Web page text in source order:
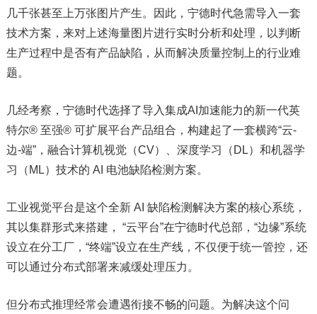
几千张甚至上万张图片产生。因此，宁德时代急需导入一套
技术方案，来对上述海量图片进行实时分析和处理，以判断
生产过程中是否有产品缺陷，从而解决质量控制上的行业难
题。
几经考察，宁德时代选择了导入集成AI加速能力的新一代英
特尔® 至强® 可扩展平台产品组合，构建起了一套横跨“云-
边-端”，融合计算机视觉（CV）、深度学习（DL）和机器学
习（ML）技术的 AI 电池缺陷检测方案。
工业视觉平台是这个全新 AI 缺陷检测解决方案的核心系统，
其以集群形式来搭建， “云平台”在宁德时代总部，“边缘”系统
设立在分工厂，“终端”设立在生产线，不仅便于统一管控，还
可以通过分布式部署来减缓处理压力。
但分布式推理经常会遭遇衔接不畅的问题。为解决这个问